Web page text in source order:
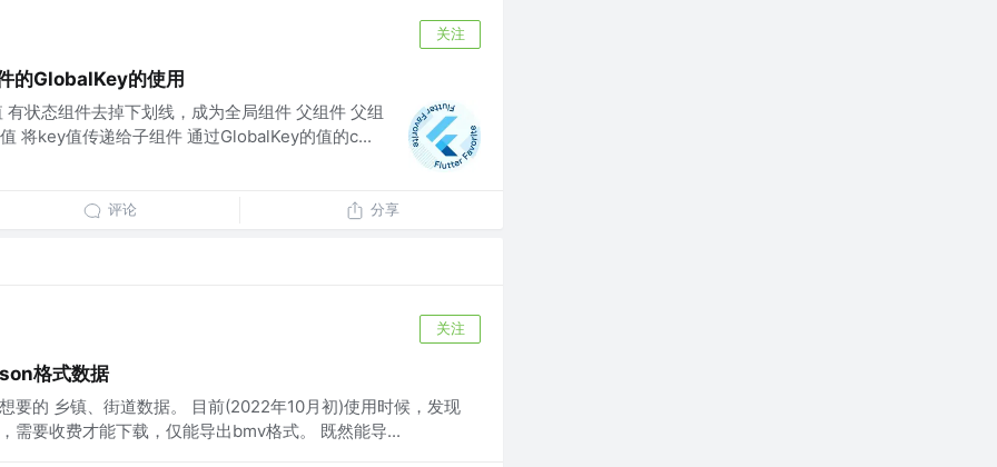
关注
的GlobalKey的使用
状态组件去掉下划线，成为全局组件 父组件 父组
将key值传递给子组件 通过GlobalKey的值的c...
评论 分享
关注
格式数据
要的 乡镇、街道数据。 目前(2022年10月初)使用时候，发现
需要收费才能下载，仅能导出bmv格式。 既然能导...